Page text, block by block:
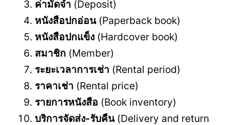
ค่ามัดจำ (Deposit)
หนังสือปกอ่อน(Paperback book)
หนังสือปกแข็ง (Hardcover book)
สมาชิก (Member)
ระยะเวลาการเช่า (Rental period)
ราคาเช่า (Rental price)
รายการหนังสือ (Book inventory)
บริการจัดส่ง-รับคืน(Delivery and return